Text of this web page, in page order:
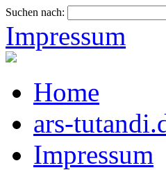
Suchen nach:
Impressum
Home
ars-
Impressum